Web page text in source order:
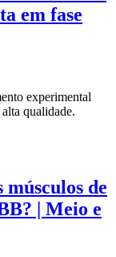
em fase
experimental
qualidade.
músculos de
| Meio e